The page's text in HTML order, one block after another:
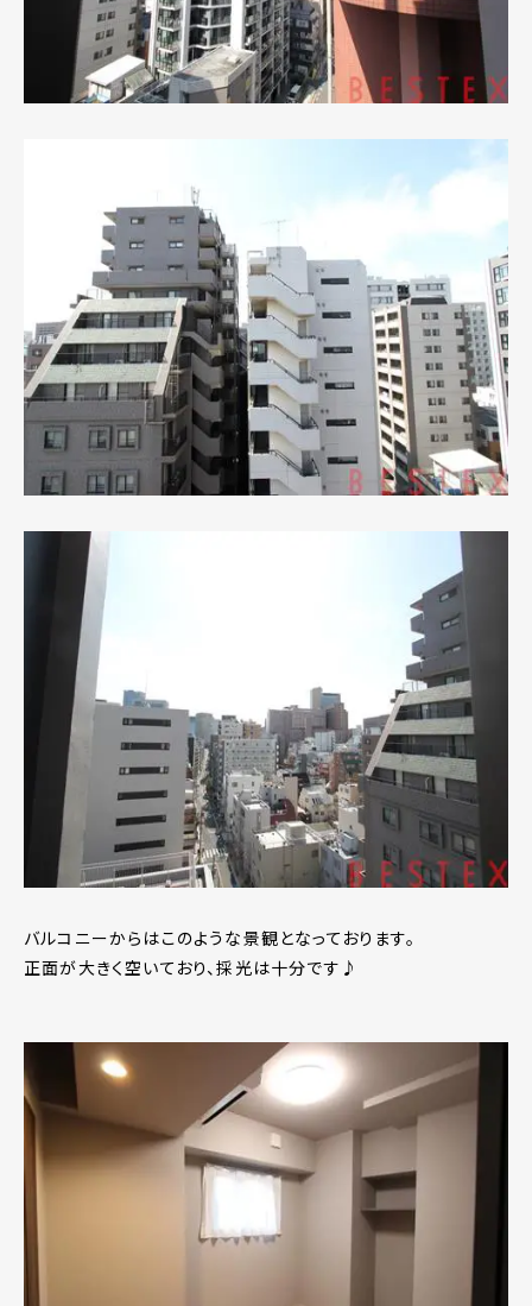
バルコニーからはこのような景観となっております。
正面が大きく空いており、採光は十分です♪